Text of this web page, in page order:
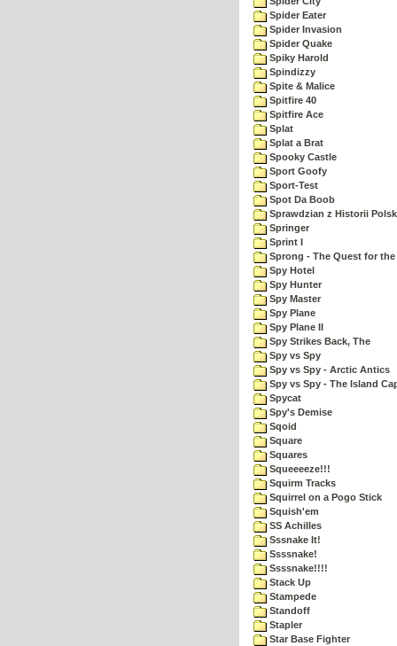
Spider Eater
Spider Invasion
Spider Quake
Spiky Harold
Spindizzy
Spite & Malice
Spitfire 40
Spitfire Ace
Splat
Splat a Brat
Spooky Castle
Sport Goofy
Sport-Test
Spot Da Boob
Sprawdzian z Historii
Springer
Sprint I
Sprong - The Quest for
Spy Hotel
Spy Hunter
Spy Master
Spy Plane
Spy Plane II
Spy Strikes Back, The
Spy vs Spy
Spy vs Spy - Arctic Antics
Spy vs Spy - The Island
Spycat
Spy's Demise
Sqoid
Square
Squares
Squeeeeze!!!
Squirm Tracks
Squirrel on a Pogo Stick
Squish'em
SS Achilles
Sssnake It!
Ssssnake!
Ssssnake!!!!
Stack Up
Stampede
Standoff
Stapler
Star Base Fighter